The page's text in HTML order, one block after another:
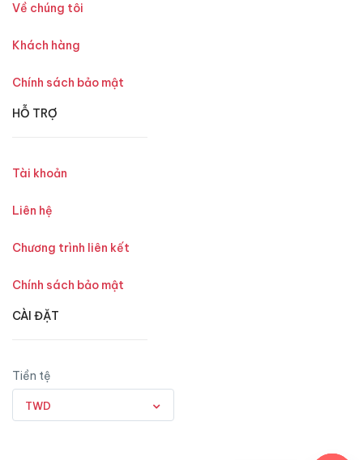
Về chúng tôi
Khách hàng
Chính sách bảo mật
HỖ TRỢ
Tài khoản
Liên hệ
Chương trình liên kết
Chính sách bảo mật
CÀI ĐẶT
Tiền tệ
TWD